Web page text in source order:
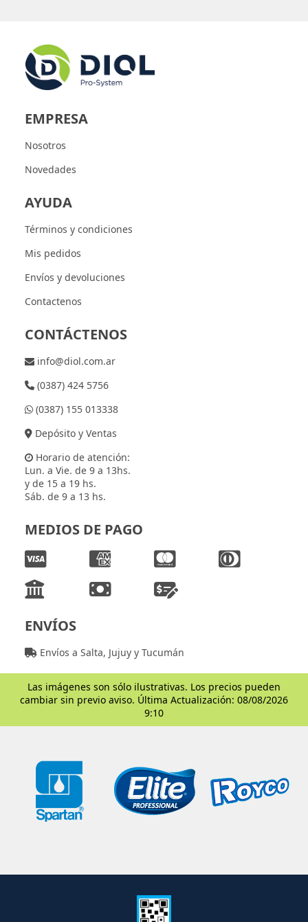
EMPRESA
Nosotros
Novedades
AYUDA
Términos y condiciones
Mis pedidos
Envíos y devoluciones
Contactenos
CONTÁCTENOS
info@diol.com.ar
(0387) 424 5756
(0387) 155 013338
Depósito y Ventas
Horario de atención:
Lun. a Vie. de 9 a 13hs.
y de 15 a 19 hs.
Sáb. de 9 a 13 hs.
MEDIOS DE PAGO
ENVÍOS
Envíos a Salta, Jujuy y Tucumán
Las imágenes son sólo ilustrativas. Los precios pueden
cambiar sin previo aviso. Última Actualización: 08/08/2026
9:10